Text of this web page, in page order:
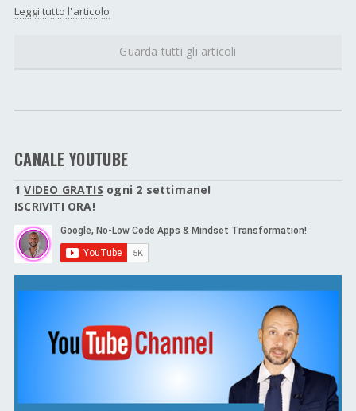
Leggi tutto l'articolo
Guarda tutti gli articoli
CANALE YOUTUBE
1VIDEO GRATIS ogni 2 settimane!
ISCRIVITI ORA!